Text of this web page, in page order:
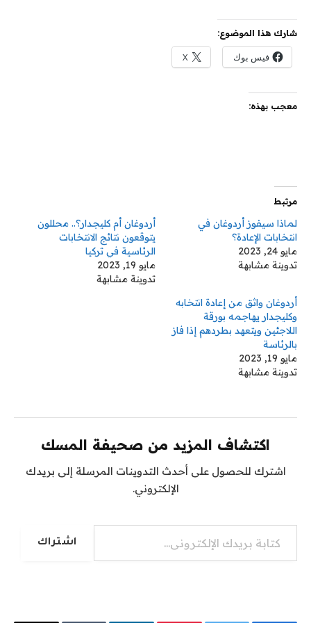
شارك هذا الموضوع:
فيس بوك X
معجب بهذه:
مرتبط
لماذا سيفوز أردوغان في
انتخابات الإعادة؟
مايو 24, 2023
تدوينة مشابهة
أردوغان أم كليجدار؟.. محللون
يتوقعون نتائج الانتخابات
الرئاسية في تركيا
مايو 19, 2023
تدوينة مشابهة
أردوغان واثق من إعادة انتخابه
وكليجدار يهاجمه بورقة
اللاجئين ويتعهد بطردهم إذا فاز
بالرئاسة
مايو 19, 2023
تدوينة مشابهة
اكتشاف المزيد من صحيفة المسك
اشترك للحصول على أحدث التدوينات المرسلة إلى بريدك
الإلكتروني.
كتابة بريدك الإلكتروني...
اشتراك